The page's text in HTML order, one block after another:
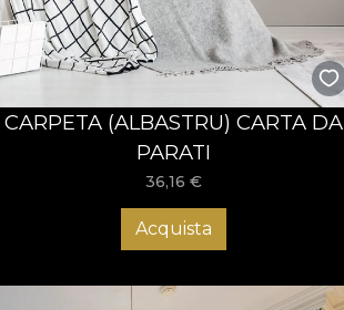
CARPETA (ALBASTRU) CARTA DA
PARATI
36,16 €
Acquista